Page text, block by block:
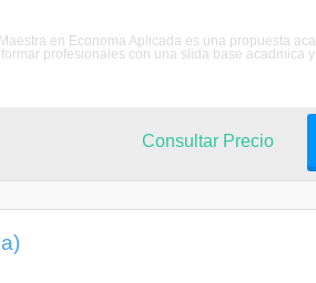
en Economa Aplicada es una propuesta
profesionales con una slida base acadmica
Consultar Precio